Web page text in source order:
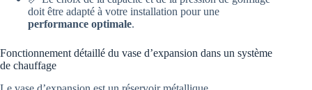
doit être adapté à votre installation pour une
performance optimale.
Fonctionnement détaillé du vase d’expansion dans un système
de chauffage